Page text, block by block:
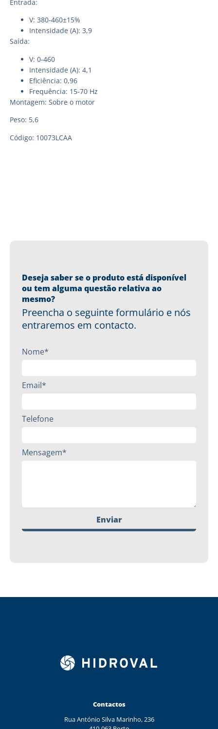
Entrada:
V: 380-460±15%
Intensidade (A): 3,9
Saída:
V: 0-460
Intensidade (A): 4,1
Eficiência: 0,96
Frequência: 15-70 Hz
Montagem: Sobre o motor
Peso: 5,6
Código: 10073LCAA
Deseja saber se o produto está disponível
ou tem alguma questão relativa ao
mesmo?
Preencha o seguinte formulário e nós
entraremos em contacto.
Nome*
Email*
Telefone
Mensagem*
Enviar
Contactos
Rua António Silva Marinho, 236